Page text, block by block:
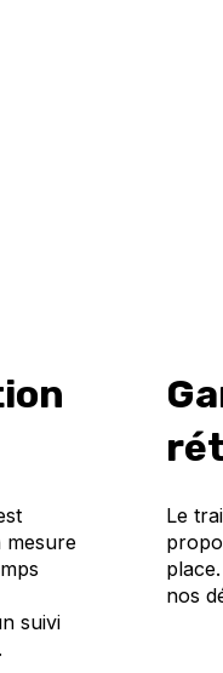
mesure
suivi
Le
nos